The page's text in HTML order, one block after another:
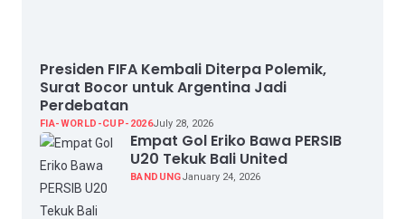
Presiden FIFA Kembali Diterpa Polemik,
Surat Bocor untuk Argentina Jadi
Perdebatan
FIA-WORLD-CUP-2026July 28, 2026
Empat Gol Eriko Bawa PERSIB
U20 Tekuk Bali United
BANDUNGJanuary 24, 2026